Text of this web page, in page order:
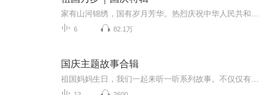
6 82.1万
国庆主题故事合辑